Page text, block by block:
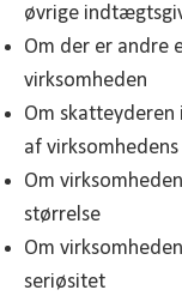
øvrige
Om der er andre
virksomheden
Om skatteyderen
af
Om
størrelse
Om
seriøsitet